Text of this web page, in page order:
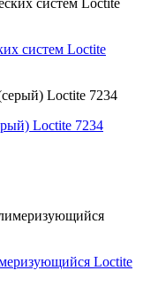
систем Loctite
Loctite 7234
Loctite